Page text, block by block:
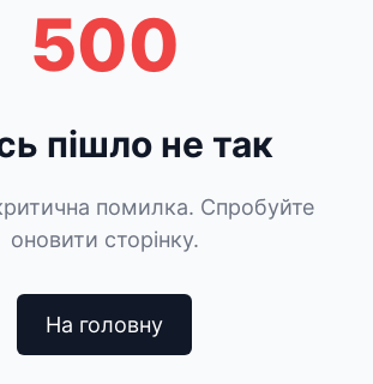
500
пішло не так
помилка. Спробуйте
оновити сторінку.
На головну